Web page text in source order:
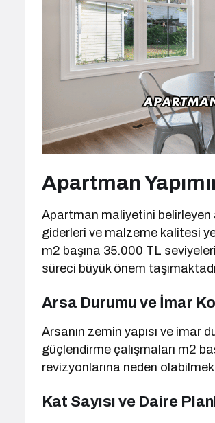
Apartman
Apartman maliyetini belirleyen
giderleri ve malzeme kalitesi
m2 başına 35.000 TL
süreci büyük önem
Arsa Durumu ve İmar
Arsanın zemin yapısı ve imar
güçlendirme çalışmaları m2
revizyonlarına neden
Kat Sayısı ve Daire